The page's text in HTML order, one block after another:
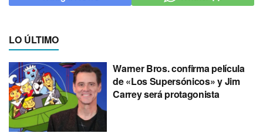
LO ÚLTIMO
Warner Bros. confirma película
de «Los Supersónicos» y Jim
Carrey será protagonista